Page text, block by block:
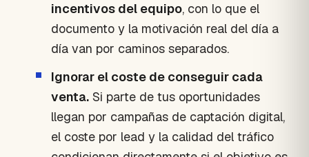
incentivos del equipo, con lo que el
documento y la motivación real del día a
día van por caminos separados.
Ignorar el coste de conseguir cada
venta. Si parte de tus oportunidades
llegan por campañas de captación digital,
el coste por lead y la calidad del tráfico